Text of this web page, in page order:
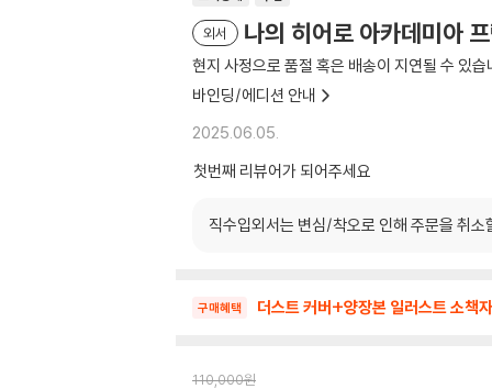
외서 나의 히어로 아카데미아
현지 사정으로 품절 혹은 배송이 지연될 수 있습
바인딩/에디션 안내
2025.06.05.
첫번째 리뷰어가 되어주세요
직수입외서는 변심/착오로 인해 주문을 취
구매혜택 더스트 커버+양장본 일러스트 소
110,000원